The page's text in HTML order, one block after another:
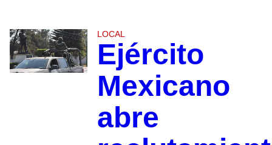
LOCAL
Ejército
Mexicano
abre